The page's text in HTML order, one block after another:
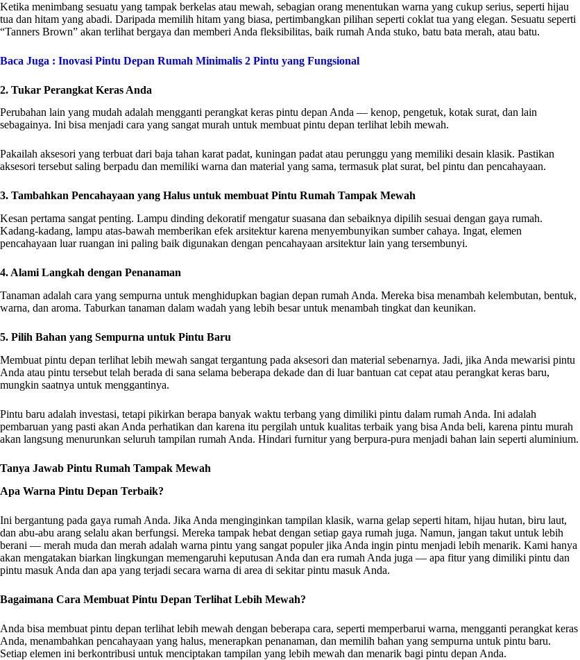
Ketika menimbang sesuatu yang tampak berkelas atau mewah, sebagian orang menentukan warna yang cukup serius, seperti hijau
tua dan hitam yang abadi. Daripada memilih hitam yang biasa, pertimbangkan pilihan seperti coklat tua yang elegan. Sesuatu seperti
“Tanners Brown” akan terlihat bergaya dan memberi Anda fleksibilitas, baik rumah Anda stuko, batu bata merah, atau batu.
Baca Juga : Inovasi Pintu Depan Rumah Minimalis 2 Pintu yang Fungsional
2. Tukar Perangkat Keras Anda
Perubahan lain yang mudah adalah mengganti perangkat keras pintu depan Anda — kenop, pengetuk, kotak surat, dan lain
sebagainya. Ini bisa menjadi cara yang sangat murah untuk membuat pintu depan terlihat lebih mewah.
Pakailah aksesori yang terbuat dari baja tahan karat padat, kuningan padat atau perunggu yang memiliki desain klasik. Pastikan
aksesori tersebut saling berpadu dan memiliki warna dan material yang sama, termasuk plat surat, bel pintu dan pencahayaan.
3. Tambahkan Pencahayaan yang Halus untuk membuat Pintu Rumah Tampak Mewah
Kesan pertama sangat penting. Lampu dinding dekoratif mengatur suasana dan sebaiknya dipilih sesuai dengan gaya rumah.
Kadang-kadang, lampu atas-bawah memberikan efek arsitektur karena menyembunyikan sumber cahaya. Ingat, elemen
pencahayaan luar ruangan ini paling baik digunakan dengan pencahayaan arsitektur lain yang tersembunyi.
4. Alami Langkah dengan Penanaman
Tanaman adalah cara yang sempurna untuk menghidupkan bagian depan rumah Anda. Mereka bisa menambah kelembutan, bentuk,
warna, dan aroma. Taburkan tanaman dalam wadah yang lebih besar untuk menambah tingkat dan keunikan.
5. Pilih Bahan yang Sempurna untuk Pintu Baru
Membuat pintu depan terlihat lebih mewah sangat tergantung pada aksesori dan material sebenarnya. Jadi, jika Anda mewarisi pintu
Anda atau pintu tersebut telah berada di sana selama beberapa dekade dan di luar bantuan cat cepat atau perangkat keras baru,
mungkin saatnya untuk menggantinya.
Pintu baru adalah investasi, tetapi pikirkan berapa banyak waktu terbang yang dimiliki pintu dalam rumah Anda. Ini adalah
pembaruan yang pasti akan Anda perhatikan dan karena itu pergilah untuk kualitas terbaik yang bisa Anda beli, karena pintu murah
akan langsung menurunkan seluruh tampilan rumah Anda. Hindari furnitur yang berpura-pura menjadi bahan lain seperti aluminium.
Tanya Jawab Pintu Rumah Tampak Mewah
Apa Warna Pintu Depan Terbaik?
Ini bergantung pada gaya rumah Anda. Jika Anda menginginkan tampilan klasik, warna gelap seperti hitam, hijau hutan, biru laut,
dan abu-abu arang selalu akan berfungsi. Mereka tampak hebat dengan setiap gaya rumah juga. Namun, jangan takut untuk lebih
berani — merah muda dan merah adalah warna pintu yang sangat populer jika Anda ingin pintu menjadi lebih menarik. Kami hanya
akan mengatakan biarkan lingkungan memengaruhi keputusan Anda dan era rumah Anda juga — apa fitur yang dimiliki pintu dan
pintu masuk Anda dan apa yang terjadi secara warna di area di sekitar pintu masuk Anda.
Bagaimana Cara Membuat Pintu Depan Terlihat Lebih Mewah?
Anda bisa membuat pintu depan terlihat lebih mewah dengan beberapa cara, seperti memperbarui warna, mengganti perangkat keras
Anda, menambahkan pencahayaan yang halus, menerapkan penanaman, dan memilih bahan yang sempurna untuk pintu baru.
Setiap elemen ini berkontribusi untuk menciptakan tampilan yang lebih mewah dan menarik bagi pintu depan Anda.